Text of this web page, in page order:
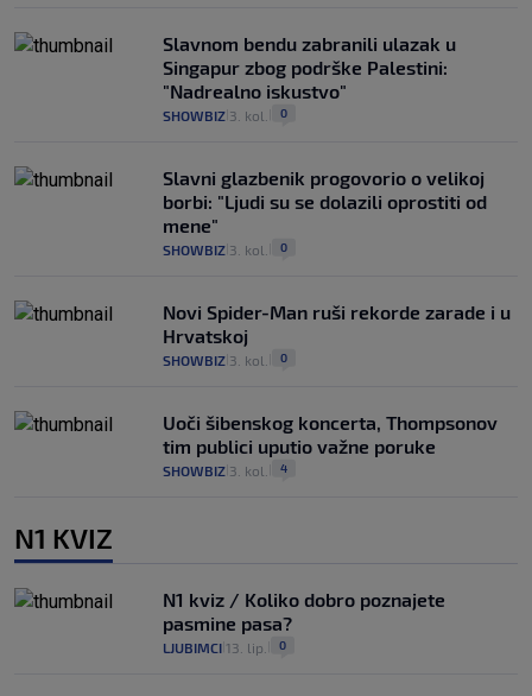
Slavnom bendu zabranili ulazak u
Singapur zbog podrške Palestini:
"Nadrealno iskustvo"
SHOWBIZ 3. kol. 0
Slavni glazbenik progovorio o velikoj
borbi: "Ljudi su se dolazili oprostiti od
mene"
SHOWBIZ 3. kol. 0
Novi Spider-Man ruši rekorde zarade i u
Hrvatskoj
SHOWBIZ 3. kol. 0
Uoči šibenskog koncerta, Thompsonov
tim publici uputio važne poruke
SHOWBIZ 3. kol. 4
N1 KVIZ
N1 kviz / Koliko dobro poznajete
pasmine pasa?
LJUBIMCI 13. lip. 0